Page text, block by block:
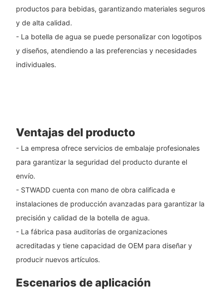
productos para bebidas, garantizando materiales seguros
y de alta calidad.
- La botella de agua se puede personalizar con logotipos
y diseños, atendiendo a las preferencias y necesidades
individuales.
Ventajas del producto
- La empresa ofrece servicios de embalaje profesionales
para garantizar la seguridad del producto durante el
envío.
- STWADD cuenta con mano de obra calificada e
instalaciones de producción avanzadas para garantizar la
precisión y calidad de la botella de agua.
- La fábrica pasa auditorías de organizaciones
acreditadas y tiene capacidad de OEM para diseñar y
producir nuevos artículos.
Escenarios de aplicación